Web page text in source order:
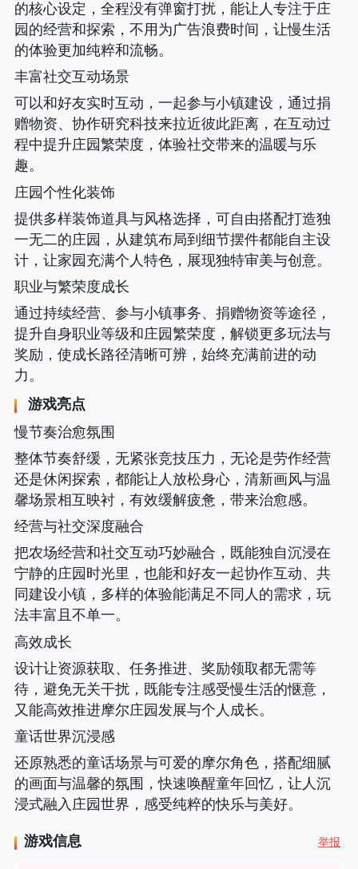
的核心设定，全程没有弹窗打扰，能让人专注于庄
园的经营和探索，不用为广告浪费时间，让慢生活
的体验更加纯粹和流畅。
丰富社交互动场景
可以和好友实时互动，一起参与小镇建设，通过捐
赠物资、协作研究科技来拉近彼此距离，在互动过
程中提升庄园繁荣度，体验社交带来的温暖与乐
趣。
庄园个性化装饰
提供多样装饰道具与风格选择，可自由搭配打造独
一无二的庄园，从建筑布局到细节摆件都能自主设
计，让家园充满个人特色，展现独特审美与创意。
职业与繁荣度成长
通过持续经营、参与小镇事务、捐赠物资等途径，
提升自身职业等级和庄园繁荣度，解锁更多玩法与
奖励，使成长路径清晰可辨，始终充满前进的动
力。
游戏亮点
慢节奏治愈氛围
整体节奏舒缓，无紧张竞技压力，无论是劳作经营
还是休闲探索，都能让人放松身心，清新画风与温
馨场景相互映衬，有效缓解疲惫，带来治愈感。
经营与社交深度融合
把农场经营和社交互动巧妙融合，既能独自沉浸在
宁静的庄园时光里，也能和好友一起协作互动、共
同建设小镇，多样的体验能满足不同人的需求，玩
法丰富且不单一。
高效成长
设计让资源获取、任务推进、奖励领取都无需等
待，避免无关干扰，既能专注感受慢生活的惬意，
又能高效推进摩尔庄园发展与个人成长。
童话世界沉浸感
还原熟悉的童话场景与可爱的摩尔角色，搭配细腻
的画面与温馨的氛围，快速唤醒童年回忆，让人沉
浸式融入庄园世界，感受纯粹的快乐与美好。
游戏信息 举报